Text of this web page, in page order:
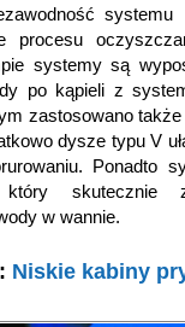
systemu
procesu
systemy są
po kąpieli z
zastosowano
dysze typu V
Ponadto
skutecznie
w wannie.
Niskie kabiny